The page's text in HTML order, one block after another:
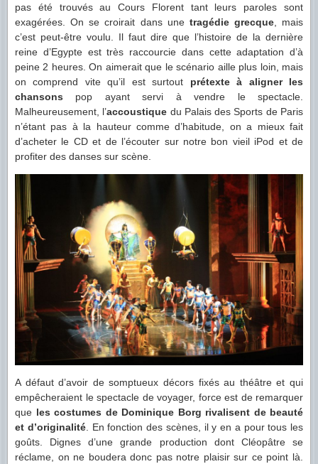
pas été trouvés au Cours Florent tant leurs paroles sont
exagérées. On se croirait dans une tragédie grecque, mais
c’est peut-être voulu. Il faut dire que l’histoire de la dernière
reine d’Egypte est très raccourcie dans cette adaptation d’à
peine 2 heures. On aimerait que le scénario aille plus loin, mais
on comprend vite qu’il est surtout prétexte à aligner les
chansons pop ayant servi à vendre le spectacle.
Malheureusement, l’accoustique du Palais des Sports de Paris
n’étant pas à la hauteur comme d’habitude, on a mieux fait
d’acheter le CD et de l’écouter sur notre bon vieil iPod et de
profiter des danses sur scène.
A défaut d’avoir de somptueux décors fixés au théâtre et qui
empêcheraient le spectacle de voyager, force est de remarquer
que les costumes de Dominique Borg rivalisent de beauté
et d’originalité. En fonction des scènes, il y en a pour tous les
goûts. Dignes d’une grande production dont Cléopâtre se
réclame, on ne boudera donc pas notre plaisir sur ce point là.